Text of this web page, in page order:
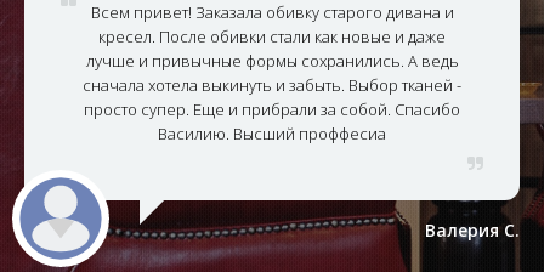
Всем привет! Заказала обивку старого дивана и
кресел. После обивки стали как новые и даже
лучше и привычные формы сохранились. А ведь
сначала хотела выкинуть и забыть. Выбор тканей -
просто супер. Еще и прибрали за собой. Спасибо
Василию. Высший проффесиа
Валерия С.